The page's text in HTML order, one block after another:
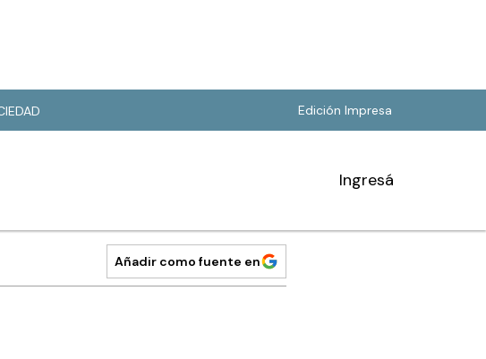
Edición Impresa
Ingresá
Añadir como fuente en